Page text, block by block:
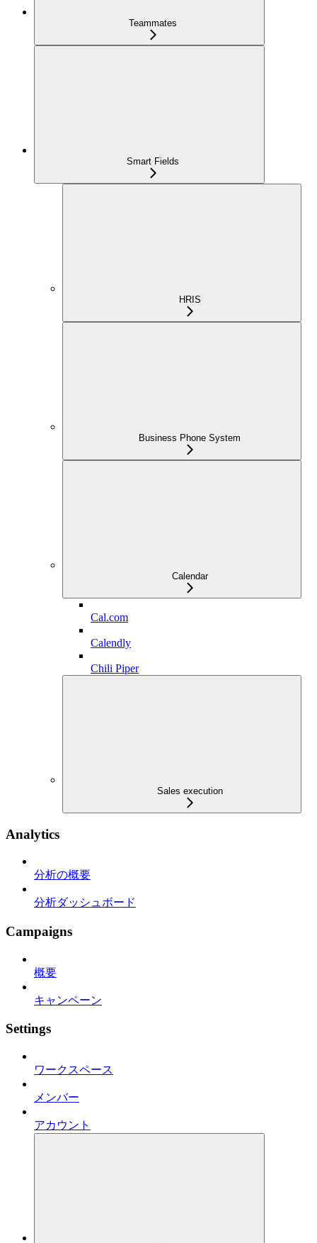
Teammates
Smart Fields
HRIS
Business Phone System
Calendar
Cal.com
Calendly
Chili Piper
Sales execution
Analytics
分析の概要
分析ダッシュボード
Campaigns
概要
キャンペーン
Settings
ワークスペース
メンバー
アカウント